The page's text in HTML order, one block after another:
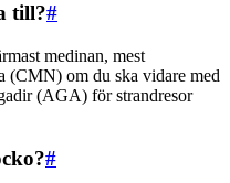
till?#
medinan, mest
(CMN) om du ska vidare med
(AGA) för strandresor
#